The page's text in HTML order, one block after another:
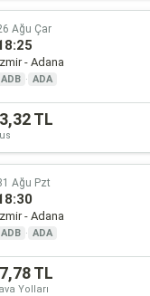
Ağu Çar
- Adana
ADB · ADA
TL
Ağu Pzt
- Adana
ADB · ADA
TL
Yolları